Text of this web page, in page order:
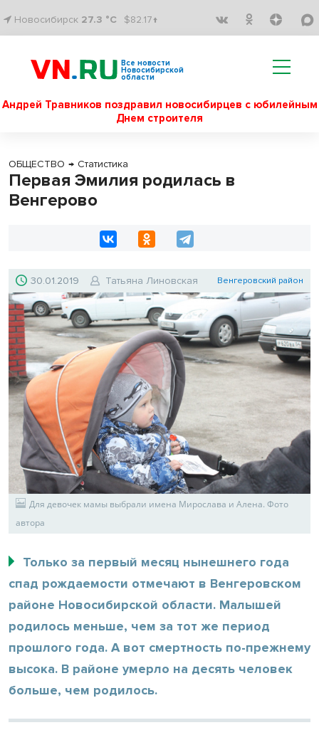
Новосибирск 27.3 °C $82.17↑
Все новости
Новосибирской
области
Андрей Травников поздравил новосибирцев с юбилейным
Днем строителя
ОБЩЕСТВО → Статистика
Первая Эмилия родилась в
Венгерово
30.01.2019 Татьяна Линовская Венгеровский район
Для девочек мамы выбрали имена Мирослава и Алена. Фото
автора
Только за первый месяц нынешнего года
спад рождаемости отмечают в Венгеровском
районе Новосибирской области. Малышей
родилось меньше, чем за тот же период
прошлого года. А вот смертность по-прежнему
высока. В районе умерло на десять человек
больше, чем родилось.